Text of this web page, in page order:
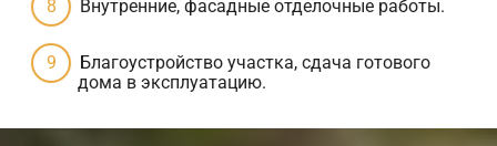
Внутренние, фасадные отделочные работы.
Благоустройство участка, сдача готового
дома в эксплуатацию.